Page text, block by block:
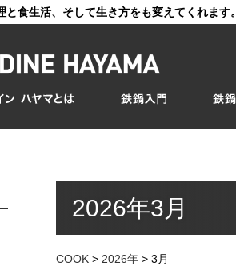
食生活、そして生き方をも変えてくれます。
2026年3月
COOK > 2026年 > 3月